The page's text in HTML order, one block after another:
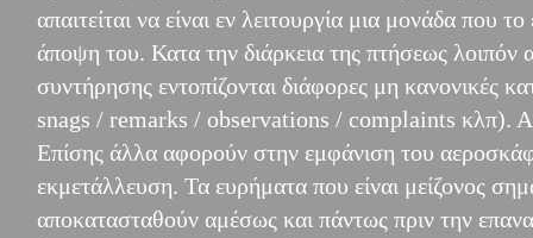
απαιτείται να είναι εν λειτουργία μια μονάδα που
άποψη του. Κατα την διάρκεια της πτήσεως λοιπόν
συντήρησης εντοπίζονται διάφορες μη κανονικές
snags / remarks / observations / complaints κλπ).
Επίσης άλλα αφορούν στην εμφάνιση του
εκμετάλλευση. Τα ευρήματα που είναι μείζονος
αποκατασταθούν αμέσως και πάντως πριν την